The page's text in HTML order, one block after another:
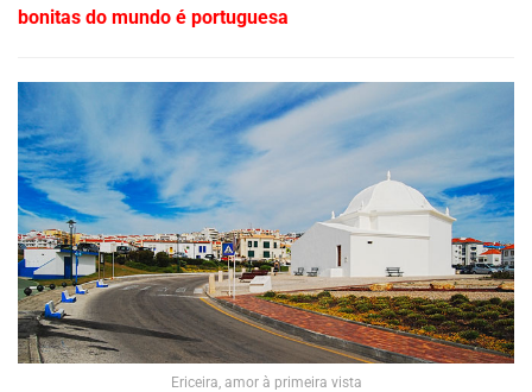
bonitas do mundo é portuguesa
Ericeira, amor à primeira vista